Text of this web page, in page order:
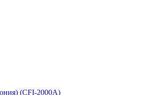
(CFI-2000A)